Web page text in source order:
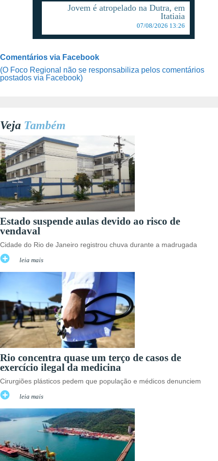
Jovem é atropelado na Dutra, em
Itatiaia
07/08/2026 13:26
Comentários via Facebook
(O Foco Regional não se responsabiliza pelos comentários
postados via Facebook)
Veja Também
Estado suspende aulas devido ao risco de
vendaval
Cidade do Rio de Janeiro registrou chuva durante a madrugada
leia mais
Rio concentra quase um terço de casos de
exercício ilegal da medicina
Cirurgiões plásticos pedem que população e médicos denunciem
leia mais